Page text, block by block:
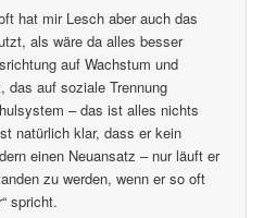
hat mir Lesch aber auch das
als wäre da alles besser
auf Wachstum und
das auf soziale Trennung
– das ist alles nichts
natürlich klar, dass er kein
einen Neuansatz – nur läuft er
zu werden, wenn er so oft
spricht.